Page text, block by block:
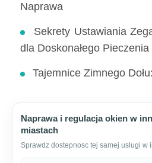
Naprawa
Sekrety Ustawiania
dla Doskonałego Pieczenia
Tajemnice Zimnego
Naprawa i regulacja okien w
miastach
Sprawdz dostepnosc tej samej uslugi w